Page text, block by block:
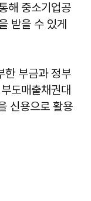
해 중소기업공
받을 수 있게
한 부금과 정부
도매출채권대
신용으로 활용